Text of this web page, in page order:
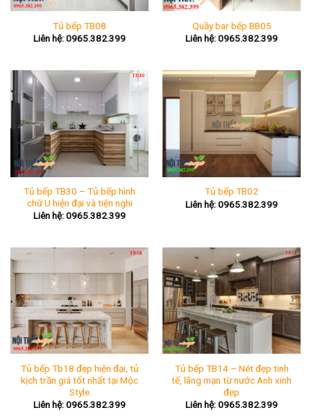
Tủ bếp TB08
Liên hệ: 0965.382.399
Quầy bar bếp BB05
Liên hệ: 0965.382.399
Tủ bếp TB30 – Tủ bếp hình
chữ U hiện đại và tiện nghi
Liên hệ: 0965.382.399
Tủ bếp TB02
Liên hệ: 0965.382.399
Tủ bếp Tb18 đẹp hiện đại, tủ
kịch trần giá tốt nhất tại Mộc
Style
Liên hệ: 0965.382.399
Tủ bếp TB14 – Nét đẹp tinh
tế, lãng mạn từ nước Anh xinh
đẹp
Liên hệ: 0965.382.399